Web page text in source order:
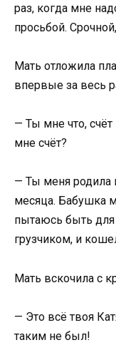
раз, когда мне
просьбой.
Мать отложила
впервые за весь
— Ты мне что,
мне счёт?
— Ты меня родила
месяца. Бабушка
пытаюсь быть
грузчиком, и
Мать вскочила с
— Это всё твоя
таким не был!